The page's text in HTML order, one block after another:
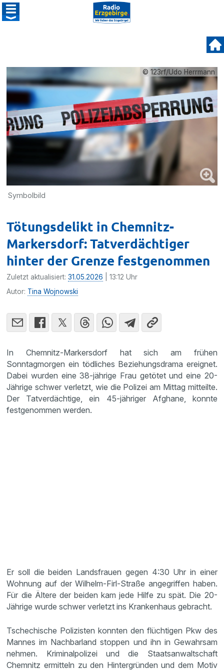
© 123rf/Udo Herrmann
Symbolbild
Tötungsdelikt in Chemnitz-
Markersdorf: Tatverdächtiger
hinter der Grenze festgenommen
Zuletzt aktualisiert:31.05.2026 | 13:12 Uhr
Autor: Tina Wojnowski
In Chemnitz-Markersdorf hat sich am frühen
Sonntagmorgen ein tödliches Beziehungsdrama ereignet.
Dabei wurden eine 38-jährige Frau getötet und eine 20-
Jährige schwer verletzt, wie die Polizei am Mittag mitteilte.
Der Tatverdächtige, ein 45-jähriger Afghane, konnte
festgenommen werden.
Er soll die beiden Landsfrauen gegen 4:30 Uhr in einer
Wohnung auf der Wilhelm-Firl-Straße angegriffen haben.
Für die Ältere der beiden kam jede Hilfe zu spät. Die 20-
Jährige wurde schwer verletzt ins Krankenhaus gebracht.
Tschechische Polizisten konnten den flüchtigen Pkw des
Mannes im Nachbarland stoppen und ihn in Gewahrsam
nehmen. Kriminalpolizei und die Staatsanwaltschaft
Chemnitz ermitteln zu den Hintergründen und dem Motiv